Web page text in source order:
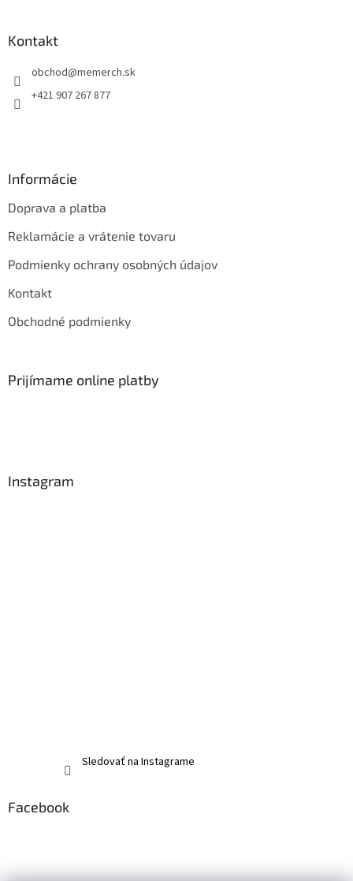
Kontakt
obchod@memerch.sk
+421 907 267 877
Informácie
Doprava a platba
Reklamácie a vrátenie tovaru
Podmienky ochrany osobných údajov
Kontakt
Obchodné podmienky
Prijímame online platby
Instagram
Sledovať na Instagrame
Facebook